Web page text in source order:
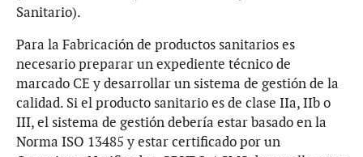
Sanitario).
Para la Fabricación de productos sanitarios es
necesario preparar un expediente técnico de
marcado CE y desarrollar un sistema de gestión de la
calidad. Si el producto sanitario es de clase IIa, IIb o
III, el sistema de gestión debería estar basado en la
Norma ISO 13485 y estar certificado por un